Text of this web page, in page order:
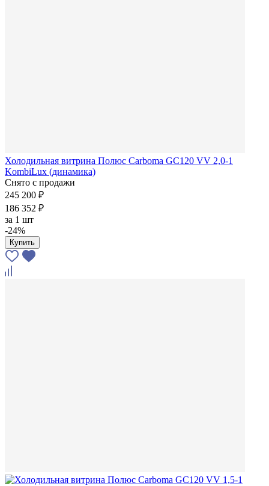
Холодильная витрина Полюс Carboma GC120 VV 2,0-1
KombiLux (динамика)
Снято с продажи
245 200 ₽
186 352 ₽
за 1 шт
-24%
Купить